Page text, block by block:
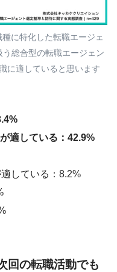
に特化した転職エージェ
総合型の転職エージェン
に適していると思います
適している：42.9%
している：8.2%
回の転職活動でも